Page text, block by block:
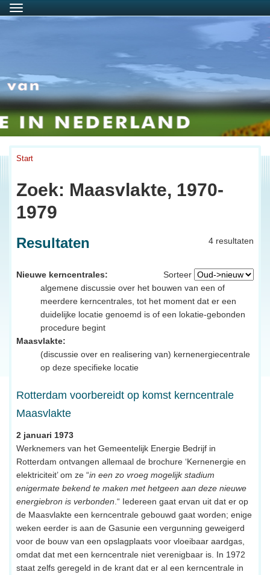
Menu
Start
Zoek: Maasvlakte, 1970-
1979
4 resultaten
Resultaten
Sorteer
Nieuwe kerncentrales:
algemene discussie over het bouwen van een of
meerdere kerncentrales, tot het moment dat er een
duidelijke locatie genoemd is of een lokatie-gebonden
procedure begint
Maasvlakte:
(discussie over en realisering van) kernenergiecentrale
op deze specifieke locatie
Rotterdam voorbereidt op komst kerncentrale
Maasvlakte
2 januari 1973
Werknemers van het Gemeentelijk Energie Bedrijf in
Rotterdam ontvangen allemaal de brochure ‘Kernenergie en
elektriciteit’ om ze “in een zo vroeg mogelijk stadium
enigermate bekend te maken met hetgeen aan deze nieuwe
energiebron is verbonden .“ Iedereen gaat ervan uit dat er op
de Maasvlakte een kerncentrale gebouwd gaat worden; enige
weken eerder is aan de Gasunie een vergunning geweigerd
voor de bouw van een opslagplaats voor vloeibaar aardgas,
omdat dat met een kerncentrale niet verenigbaar is. In 1972
staat zelfs geregeld in de krant dat er al een kerncentrale in